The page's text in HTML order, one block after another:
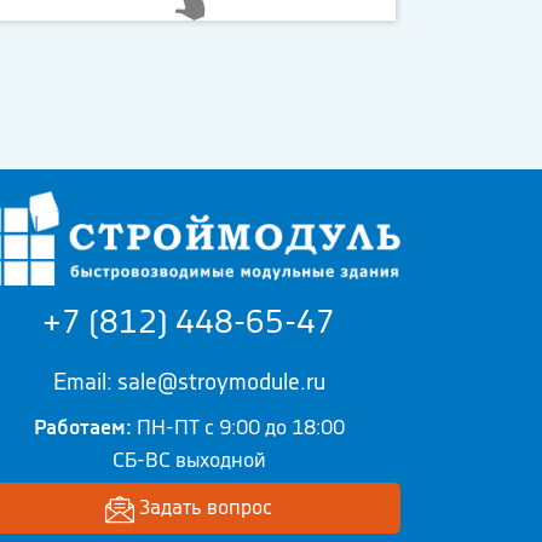
+7 (812) 448-65-47
Email: sale@stroymodule.ru
Работаем: ПН-ПТ с 9:00 до 18:00
СБ-ВС выходной
Задать вопрос